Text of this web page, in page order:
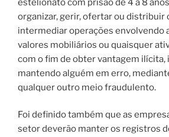
estelionato com prisão de 4 a 8
organizar, gerir, ofertar ou distribuir
intermediar operações envolvendo
valores mobiliários ou quaisquer
com o fim de obter vantagem ilícita,
mantendo alguém em erro,
qualquer outro meio fraudulento.
Foi definido também que as
setor deverão manter os registros